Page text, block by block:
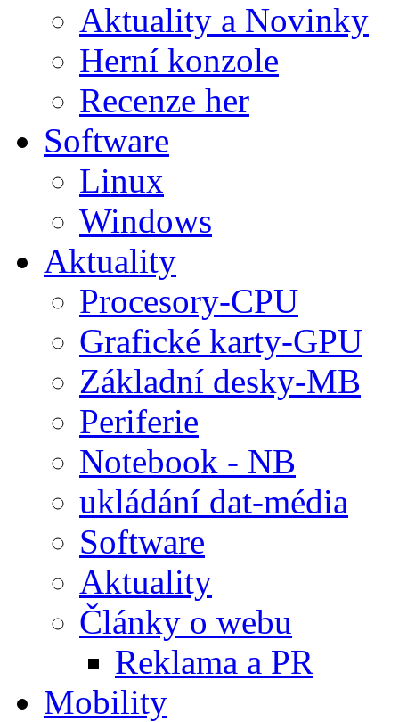
Aktuality a Novinky
Herní konzole
Recenze her
Software
Linux
Windows
Aktuality
Procesory-CPU
Grafické karty-GPU
Základní desky-MB
Periferie
Notebook - NB
ukládání dat-média
Software
Aktuality
Články o webu
Reklama a PR
Mobility